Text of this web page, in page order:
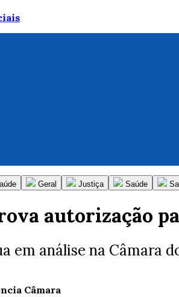
Geral Justiça Saúde
autorização
em análise na Câmara
Câmara